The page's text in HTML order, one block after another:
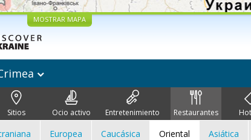
MOSTRAR MAPA
Sitios Ocio activo Entretenimiento Restaurantes
Europea Caucásica Oriental Asiática